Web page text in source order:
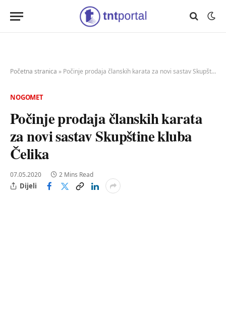
Početna stranica » Počinje prodaja članskih karata za novi sastav Skupštine kluba Čelika
NOGOMET
Počinje prodaja članskih karata
za novi sastav Skupštine kluba
Čelika
07.05.2020 2 Mins Read
Dijeli